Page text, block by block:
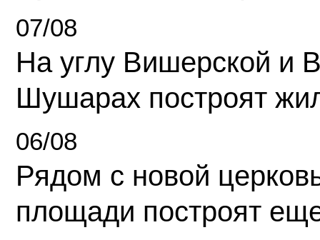
07/08
На углу Вишерской и
Шушарах построят
06/08
Рядом с новой
площади построят